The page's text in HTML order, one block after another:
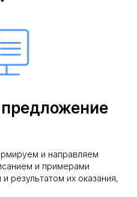
и направляем
и примерами
результатом их оказания,